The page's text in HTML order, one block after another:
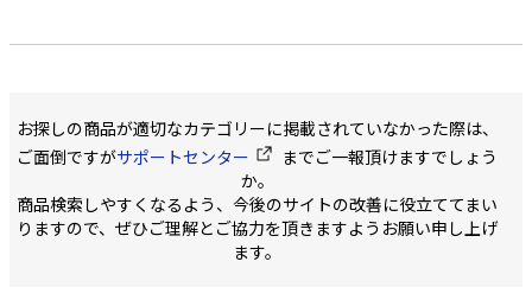
お探しの商品が適切なカテゴリーに掲載されていなかった際は、
ご面倒ですがサポートセンター
までご一報頂けますでしょう
か。
商品検索しやすくなるよう、今後のサイトの改善に役立ててまい
りますので、ぜひご理解とご協力を頂きますようお願い申し上げ
ます。